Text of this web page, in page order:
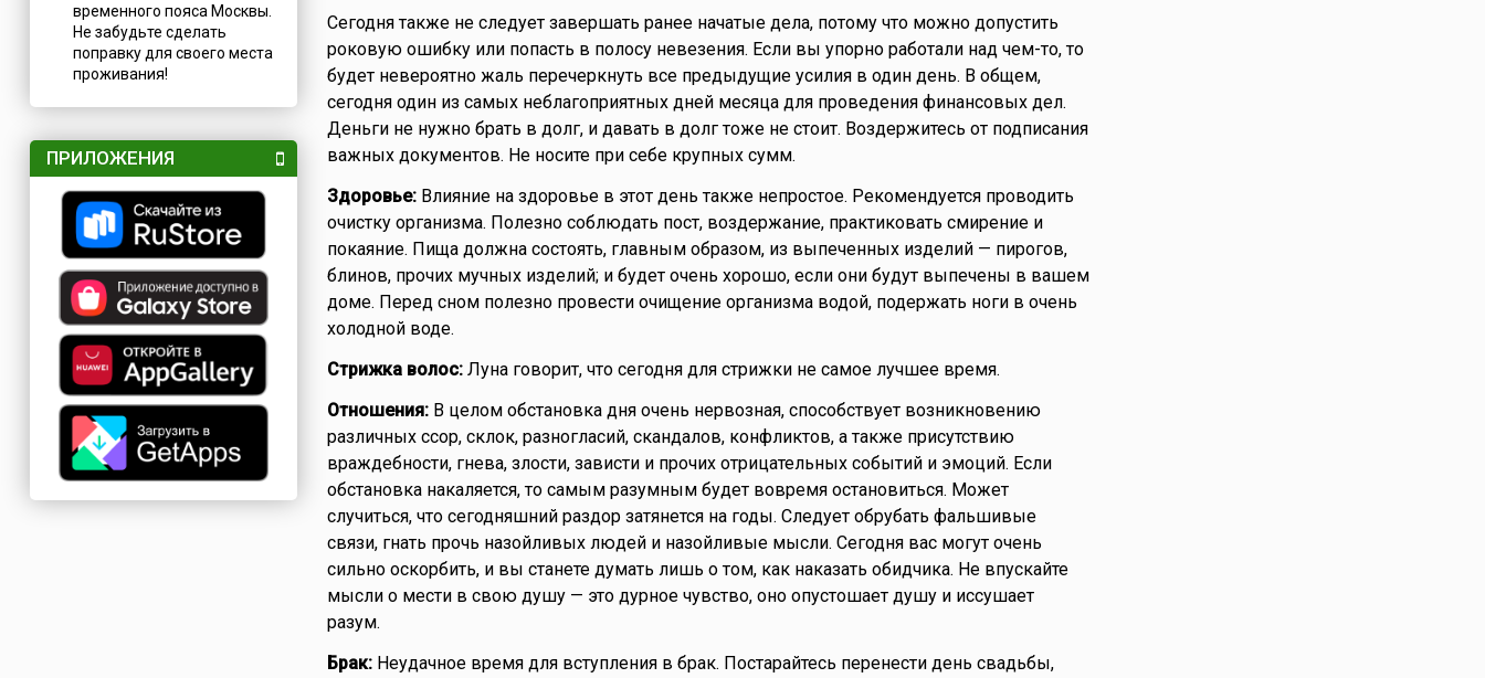
временного пояса Москвы.
Не забудьте сделать
поправку для своего места
проживания!
ПРИЛОЖЕНИЯ
Сегодня также не следует завершать ранее начатые дела, потому что можно допустить
роковую ошибку или попасть в полосу невезения. Если вы упорно работали над чем-то, то
будет невероятно жаль перечеркнуть все предыдущие усилия в один день. В общем,
сегодня один из самых неблагоприятных дней месяца для проведения финансовых дел.
Деньги не нужно брать в долг, и давать в долг тоже не стоит. Воздержитесь от подписания
важных документов. Не носите при себе крупных сумм.
Здоровье:Влияние на здоровье в этот день также непростое. Рекомендуется проводить
очистку организма. Полезно соблюдать пост, воздержание, практиковать смирение и
покаяние. Пища должна состоять, главным образом, из выпеченных изделий — пирогов,
блинов, прочих мучных изделий; и будет очень хорошо, если они будут выпечены в вашем
доме. Перед сном полезно провести очищение организма водой, подержать ноги в очень
холодной воде.
Стрижка волос:Луна говорит, что сегодня для стрижки не самое лучшее время.
Отношения:В целом обстановка дня очень нервозная, способствует возникновению
различных ссор, склок, разногласий, скандалов, конфликтов, а также присутствию
враждебности, гнева, злости, зависти и прочих отрицательных событий и эмоций. Если
обстановка накаляется, то самым разумным будет вовремя остановиться. Может
случиться, что сегодняшний раздор затянется на годы. Следует обрубать фальшивые
связи, гнать прочь назойливых людей и назойливые мысли. Сегодня вас могут очень
сильно оскорбить, и вы станете думать лишь о том, как наказать обидчика. Не впускайте
мысли о мести в свою душу — это дурное чувство, оно опустошает душу и иссушает
разум.
Брак:Неудачное время для вступления в брак. Постарайтесь перенести день свадьбы,